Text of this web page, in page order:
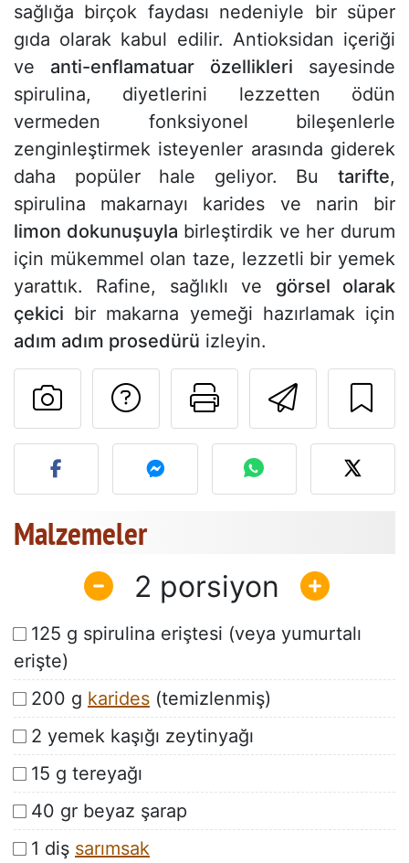
sağlığa birçok faydası nedeniyle bir süper
gıda olarak kabul edilir. Antioksidan içeriği
ve anti-enflamatuar özellikleri sayesinde
spirulina, diyetlerini lezzetten ödün
vermeden fonksiyonel bileşenlerle
zenginleştirmek isteyenler arasında giderek
daha popüler hale geliyor. Bu tarifte,
spirulina makarnayı karides ve narin bir
limon dokunuşuyla birleştirdik ve her durum
için mükemmel olan taze, lezzetli bir yemek
yarattık. Rafine, sağlıklı ve görsel olarak
çekici bir makarna yemeği hazırlamak için
adım adım prosedürü izleyin.
Bu sayfayı
Tarif sahibine bir
Bu tarifin fotoğrafını
Malzemeler
2
125 g spirulina eriştesi (veya yumurtalı
erişte)
200 g karides (temizlenmiş)
2 yemek kaşığı zeytinyağı
15 g tereyağı
40 gr beyaz şarap
1 diş sarımsak